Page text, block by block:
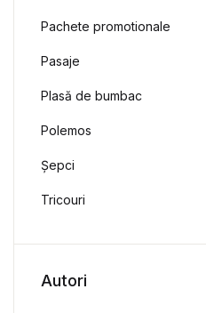
Pachete promotionale
Pasaje
Plasă de bumbac
Polemos
Șepci
Tricouri
Autori